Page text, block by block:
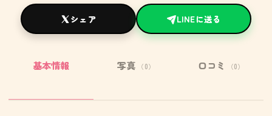
シェア LINEに送る
基本情報 写真 （0） 口コミ （0）